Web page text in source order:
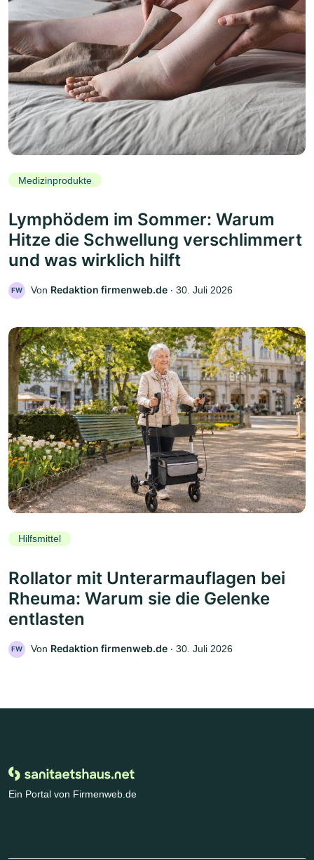
Medizinprodukte
Lymphödem im Sommer: Warum
Hitze die Schwellung verschlimmert
und was wirklich hilft
FW Von Redaktion firmenweb.de ‧ 30. Juli 2026
Hilfsmittel
Rollator mit Unterarmauflagen bei
Rheuma: Warum sie die Gelenke
entlasten
FW Von Redaktion firmenweb.de ‧ 30. Juli 2026
Ein Portal von Firmenweb.de